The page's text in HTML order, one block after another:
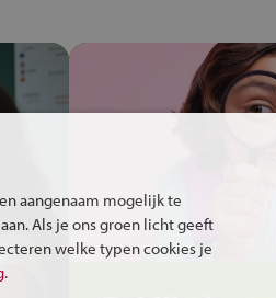
aangenaam mogelijk te
Als je ons groen licht geeft
welke typen cookies je